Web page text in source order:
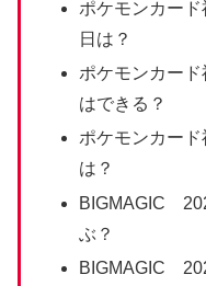
ポケモンカー
日は？
ポケモンカー
はできる？
ポケモンカー
は？
BIGMAGIC
ぶ？
BIGMAGIC